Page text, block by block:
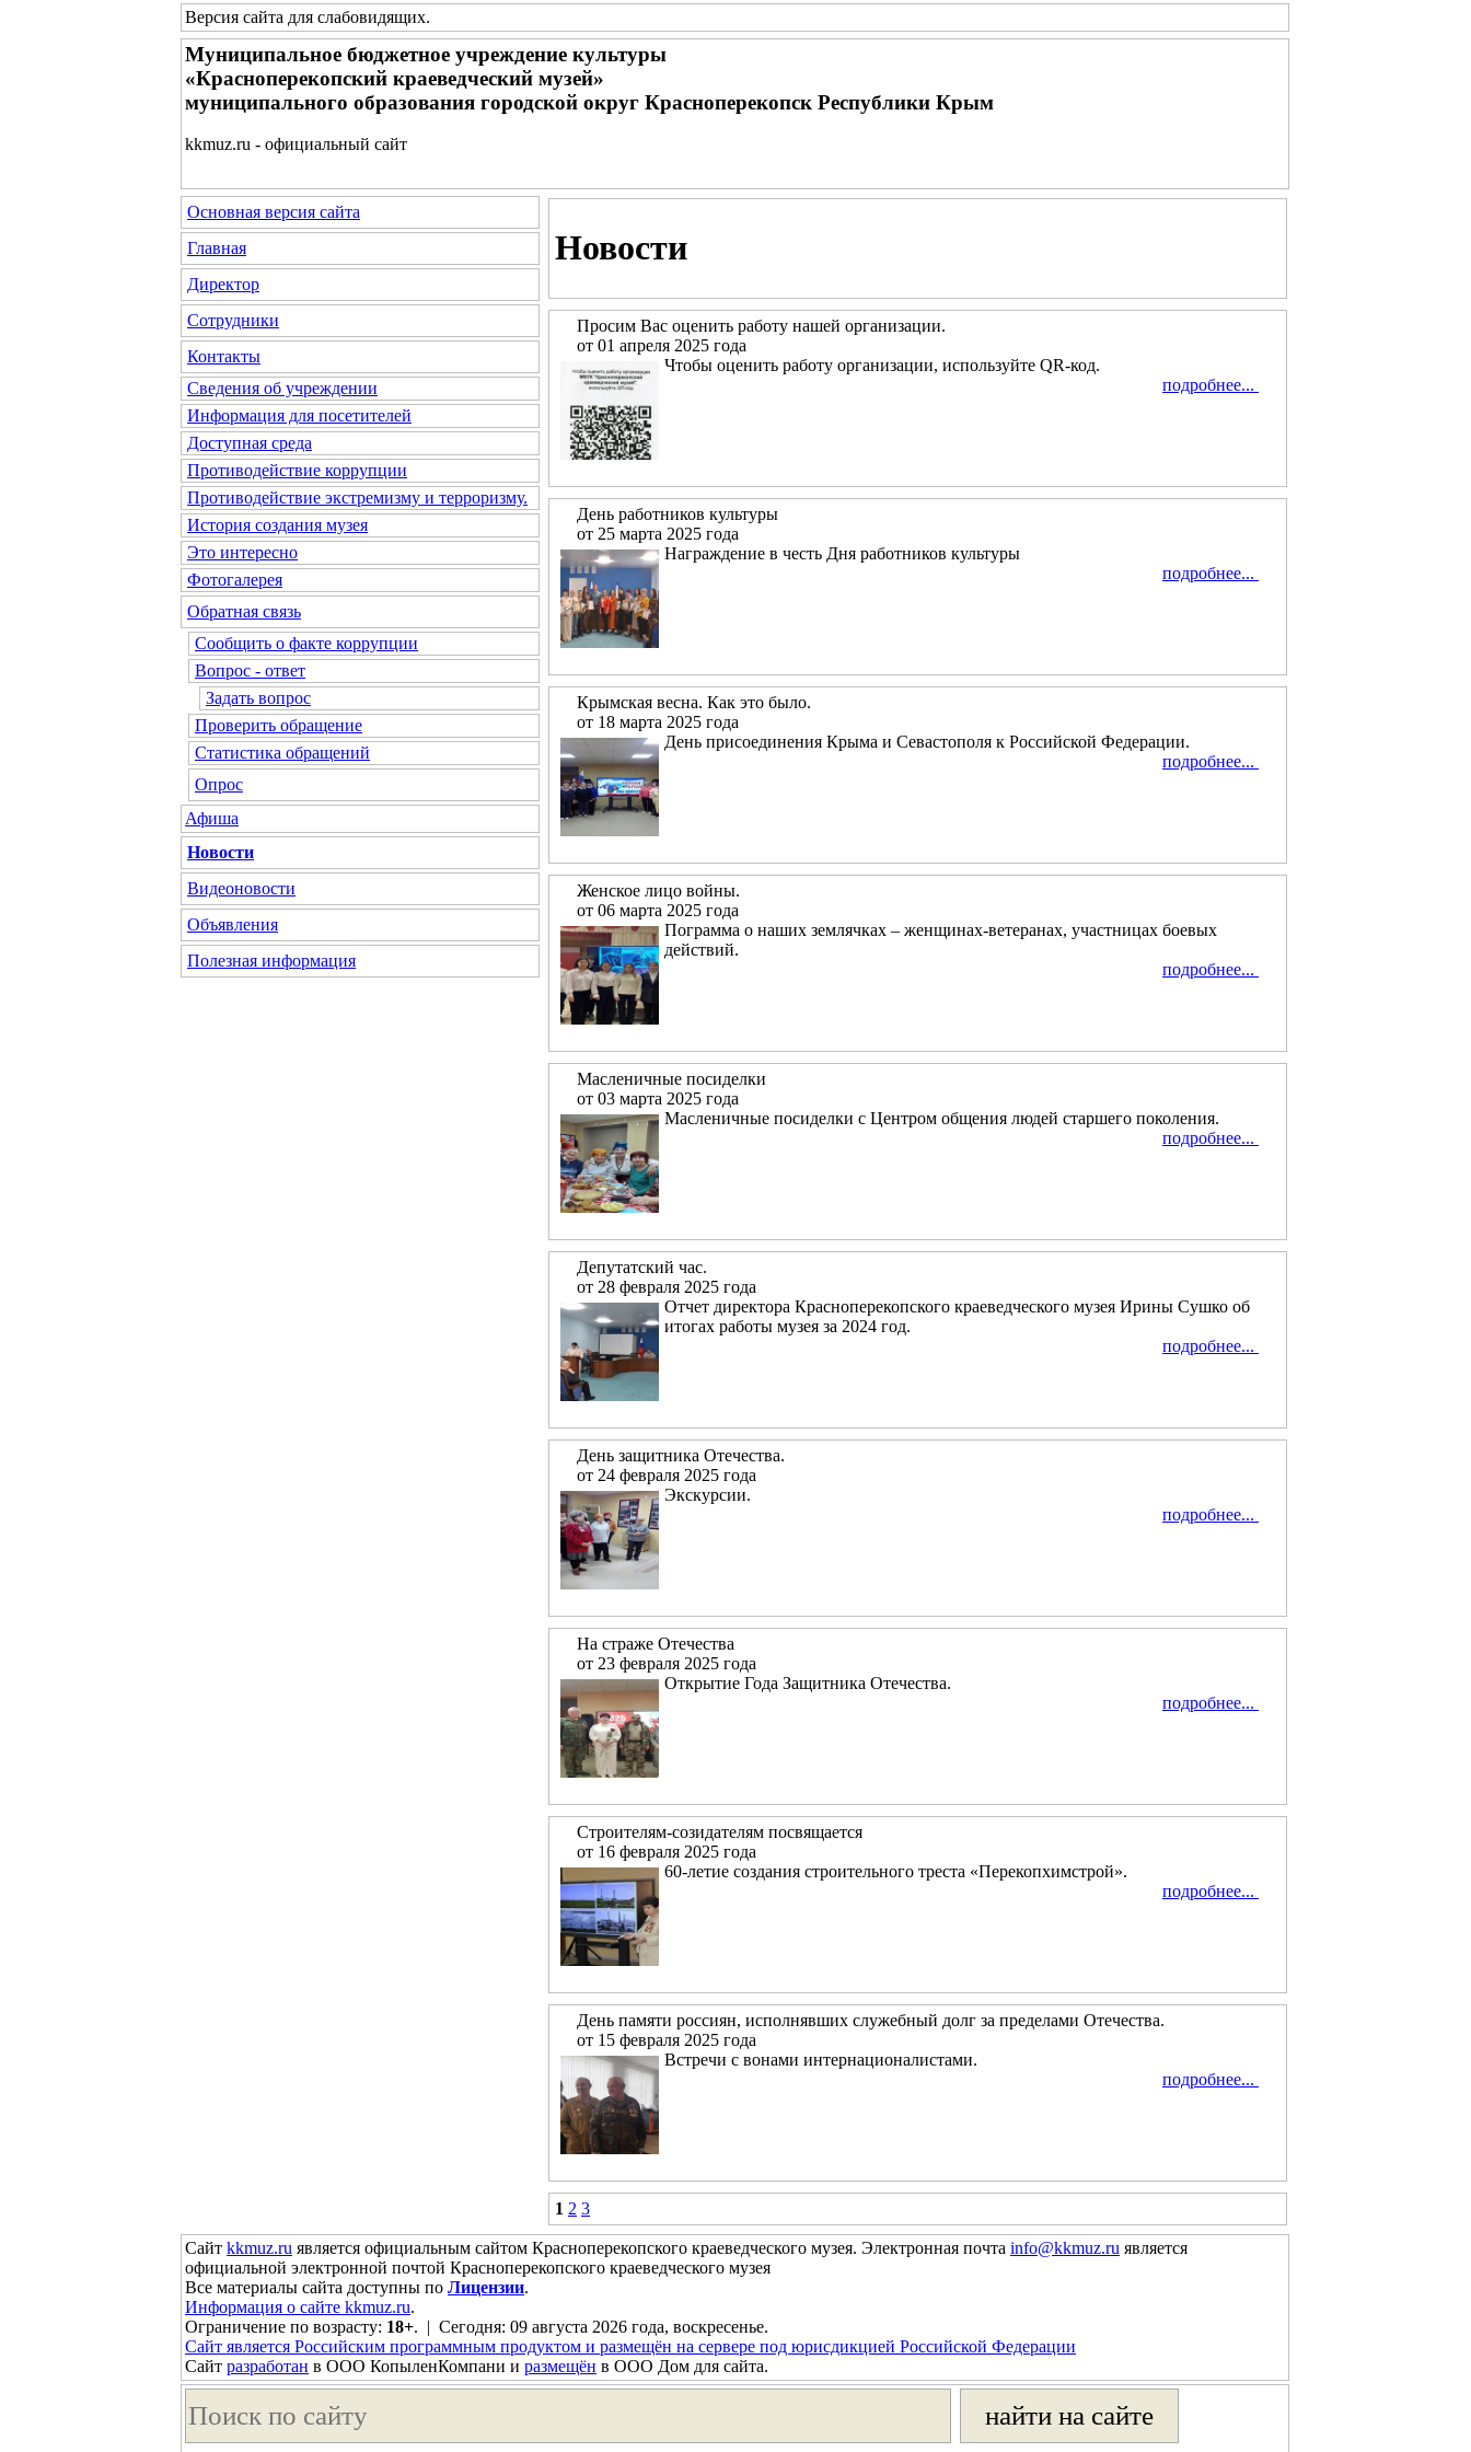
Версия сайта для слабовидящих.
Муниципальное бюджетное учреждение культуры
«Красноперекопский краеведческий музей»
муниципального образования городской округ Красноперекопск Республики Крым
kkmuz.ru - официальный сайт
Основная версия сайта
Главная
Директор
Сотрудники
Контакты
Сведения об учреждении
Информация для посетителей
Доступная среда
Противодействие коррупции
Противодействие экстремизму и терроризму.
История создания музея
Это интересно
Фотогалерея
Обратная связь
Сообщить о факте коррупции
Вопрос - ответ
Задать вопрос
Проверить обращение
Статистика обращений
Опрос
Афиша
Новости
Видеоновости
Объявления
Полезная информация
Новости
Просим Вас оценить работу нашей организации.
от 01 апреля 2025 года
Чтобы оценить работу организации, используйте QR-код.
подробнее...
День работников культуры
от 25 марта 2025 года
Награждение в честь Дня работников культуры
подробнее...
Крымская весна. Как это было.
от 18 марта 2025 года
День присоединения Крыма и Севастополя к Российской Федерации.
подробнее...
Женское лицо войны.
от 06 марта 2025 года
Пограмма о наших землячках – женщинах-ветеранах, участницах боевых
действий.
подробнее...
Масленичные посиделки
от 03 марта 2025 года
Масленичные посиделки с Центром общения людей старшего поколения.
подробнее...
Депутатский час.
от 28 февраля 2025 года
Отчет директора Красноперекопского краеведческого музея Ирины Сушко об
итогах работы музея за 2024 год.
подробнее...
День защитника Отечества.
от 24 февраля 2025 года
Экскурсии.
подробнее...
На страже Отечества
от 23 февраля 2025 года
Открытие Года Защитника Отечества.
подробнее...
Строителям-созидателям посвящается
от 16 февраля 2025 года
60-летие создания строительного треста «Перекопхимстрой».
подробнее...
День памяти россиян, исполнявших служебный долг за пределами Отечества.
от 15 февраля 2025 года
Встречи с вонами интернационалистами.
подробнее...
1 2 3
Сайт kkmuz.ru является официальным сайтом Красноперекопского краеведческого музея. Электронная почта info@kkmuz.ru является
официальной электронной почтой Красноперекопского краеведческого музея
Все материалы сайта доступны по Лицензии.
Информация о сайте kkmuz.ru.
Ограничение по возрасту: 18+. | Сегодня: 09 августа 2026 года, воскресенье.
Сайт является Российским программным продуктом и размещён на сервере под юрисдикцией Российской Федерации
Сайт разработан в ООО КопыленКомпани и размещён в ООО Дом для сайта.